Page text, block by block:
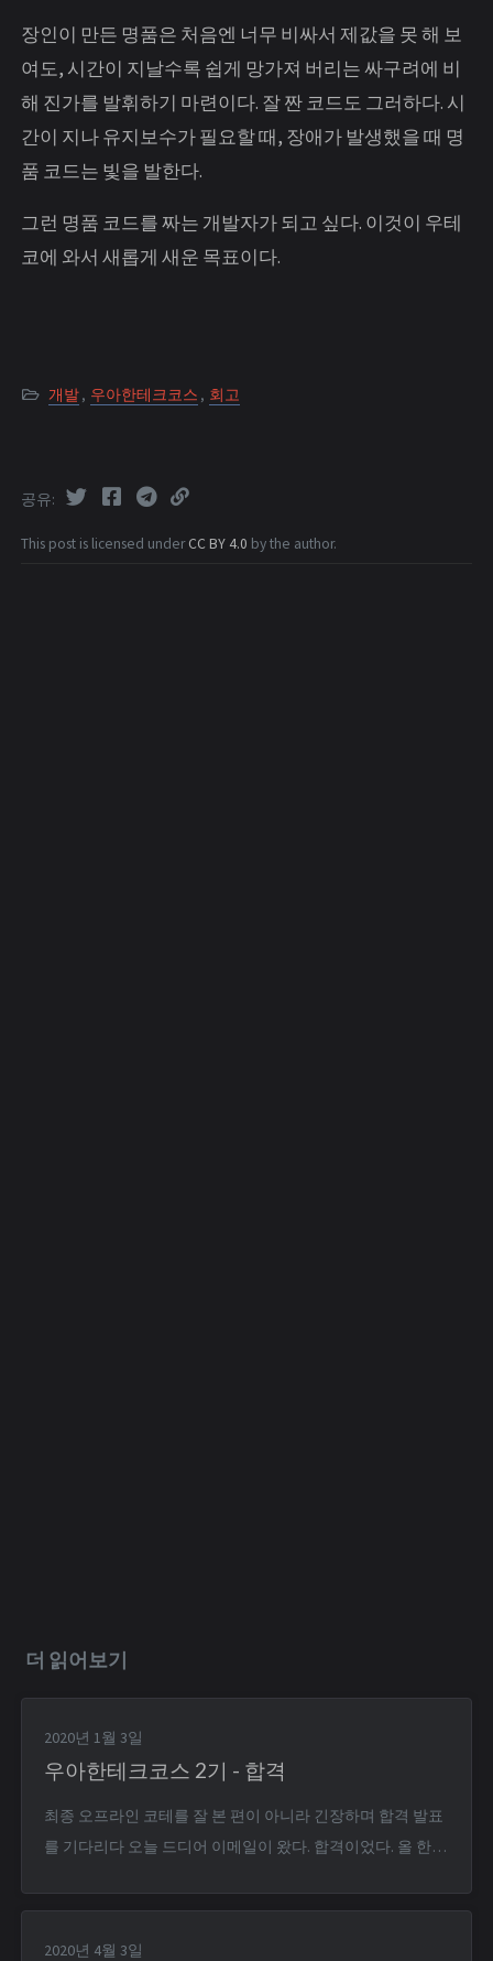
장인이 만든 명품은 처음엔 너무 비싸서 제값을 못 해 보
여도, 시간이 지날수록 쉽게 망가져 버리는 싸구려에 비
해 진가를 발휘하기 마련이다. 잘 짠 코드도 그러하다. 시
간이 지나 유지보수가 필요할 때, 장애가 발생했을 때 명
품 코드는 빛을 발한다.
그런 명품 코드를 짜는 개발자가 되고 싶다. 이것이 우테
코에 와서 새롭게 새운 목표이다.
개발, 우아한테크코스 , 회고
This post is licensed underCC BY 4.0 by the author.
공유
더 읽어보기
2020년 1월 3일
우아한테크코스 2기 - 합격
최종 오프라인 코테를 잘 본 편이 아니라 긴장하며 합격 발표
를 기다리다 오늘 드디어 이메일이 왔다. 합격이었다. 올 한해
2020년 4월 3일